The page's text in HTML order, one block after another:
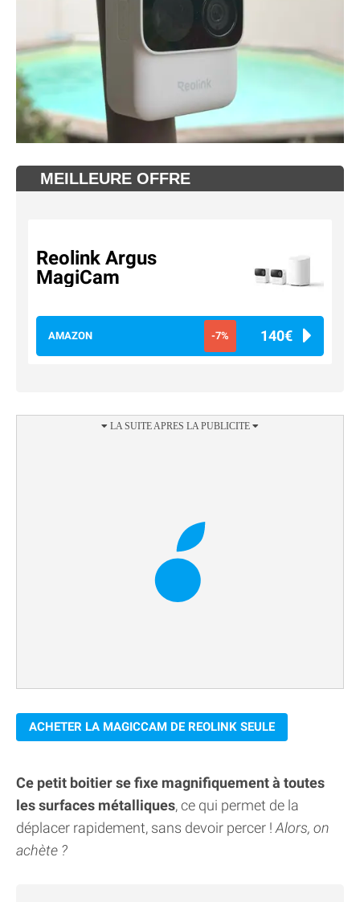
MEILLEURE OFFRE
Reolink Argus
MagiCam
AMAZON -7% 140€
ACHETER LA MAGICCAM DE REOLINK SEULE
Ce petit boitier se fixe magnifiquement à toutes
les surfaces métalliques, ce qui permet de la
déplacer rapidement, sans devoir percer ! Alors, on
achète ?